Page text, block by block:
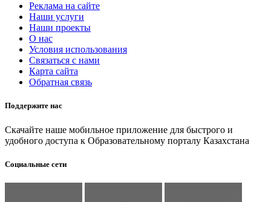
Реклама на сайте
Наши услуги
Наши проекты
О нас
Условия использования
Связаться с нами
Карта сайта
Обратная связь
Поддержите нас
Скачайте наше мобильное приложение для быстрого и
удобного доступа к Образовательному порталу Казахстана
Социальные сети